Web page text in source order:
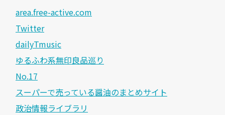
area.free-active.com
Twitter
dailyTmusic
ゆるふわ系無印良品巡り
No.17
スーパーで売っている醤油のまとめサイト
政治情報ライブラリ